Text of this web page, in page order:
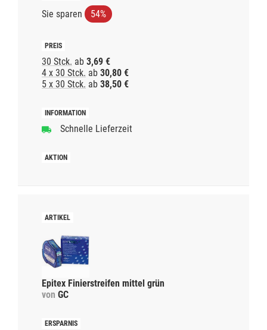
Sie sparen 54%
30 Stck. ab 3,69 €
4 x 30 Stck. ab 30,80 €
5 x 30 Stck. ab 38,50 €
Schnelle Lieferzeit
Epitex Finierstreifen mittel grün
von GC